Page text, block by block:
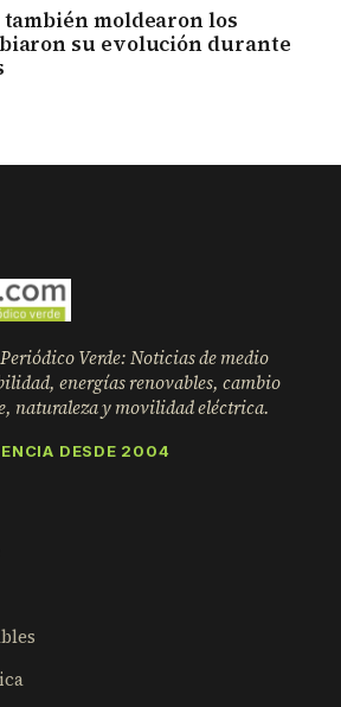
moldearon los
su evolución durante
Verde: Noticias de medio
energías renovables, cambio
naturaleza y movilidad eléctrica.
DESDE 2004